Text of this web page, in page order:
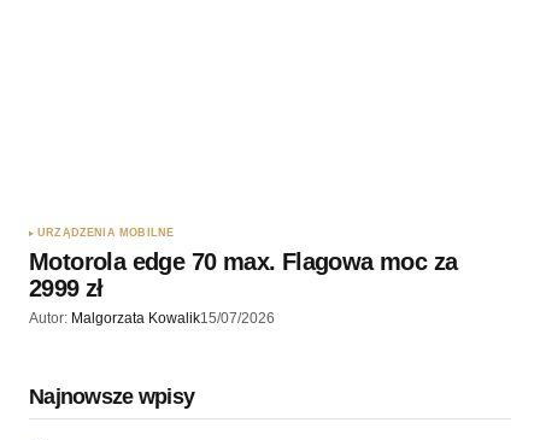
URZĄDZENIA MOBILNE
Motorola edge 70 max. Flagowa moc za
2999 zł
Autor: Malgorzata Kowalik15/07/2026
Najnowsze wpisy